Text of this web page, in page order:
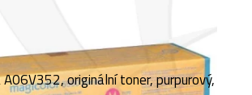
originální toner, purpurový,